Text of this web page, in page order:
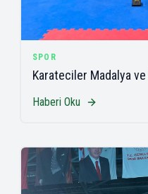
SPOR
Karateciler Madalya
Haberi Oku